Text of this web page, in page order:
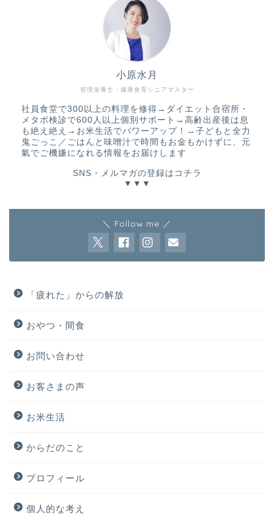
管理栄養士・健康食育シニアマスター
小原水月
社員食堂で300以上の料理を修得→ダイエット合宿所・
メタボ検診で600人以上個別サポート→高齢出産後は息
も絶え絶え→お米生活でパワーアップ！→子どもと全力
鬼ごっこ／ごはんと味噌汁で時間もお金もかけずに、元
氣でご機嫌になれる情報をお届けします
SNS・メルマガの登録はコチラ
▼▼▼
＼ Follow me ／
「疲れた」からの解放
おやつ・間食
お問い合わせ
お客さまの声
お米生活
からだのこと
プロフィール
個人的な考え